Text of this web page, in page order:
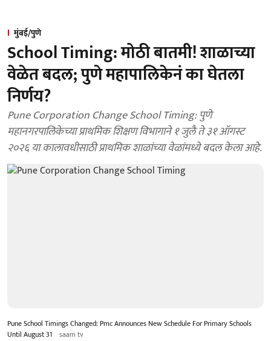
मुंबई/पुणे
School Timing: मोठी बातमी! शाळाच्या
वेळेत बदल; पुणे महापालिकेनं का घेतला
निर्णय?
Pune Corporation Change School Timing: पुणे
महानगरपालिकेच्या प्राथमिक शिक्षण विभागाने १ जुलै ते ३१ ऑगस्ट
२०२६ या कालावधीसाठी प्राथमिक शाळांच्या वेळांमध्ये बदल केला आहे.
Pune School Timings Changed: Pmc Announces New Schedule For Primary Schools
Until August 31 saam tv